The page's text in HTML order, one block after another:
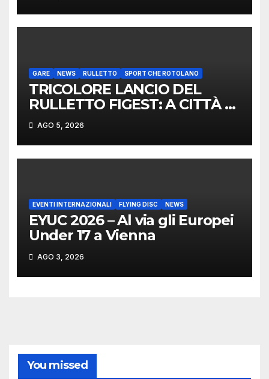
GARE NEWS RULLETTO SPORT CHE ROTOLANO
TRICOLORE LANCIO DEL
RULLETTO FIGEST: A CITTÀ DI
CASTELLO VINCONO
MARCHIGIANI ED UMBRI
AGO 5, 2026
EVENTI INTERNAZIONALI FLYING DISC NEWS
EYUC 2026 – Al via gli Europei
Under 17 a Vienna
AGO 3, 2026
You missed